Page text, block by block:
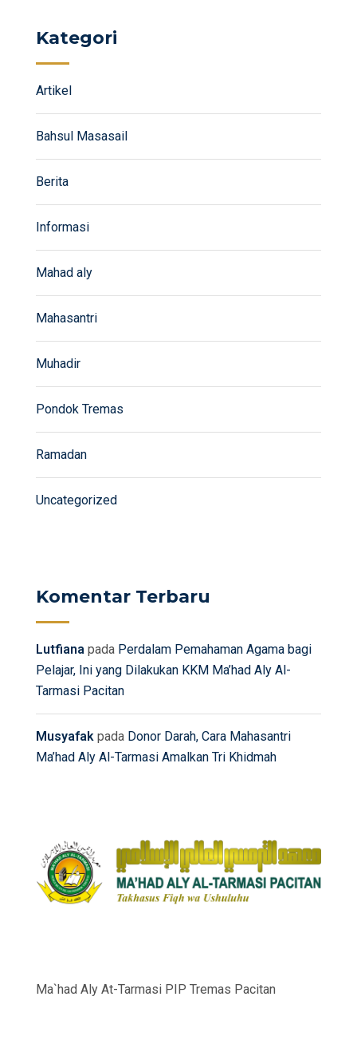
Kategori
Artikel
Bahsul Masasail
Berita
Informasi
Mahad aly
Mahasantri
Muhadir
Pondok Tremas
Ramadan
Uncategorized
Komentar Terbaru
Lutfiana pada Perdalam Pemahaman Agama bagi
Pelajar, Ini yang Dilakukan KKM Ma’had Aly Al-
Tarmasi Pacitan
Musyafak pada Donor Darah, Cara Mahasantri
Ma’had Aly Al-Tarmasi Amalkan Tri Khidmah
Ma`had Aly At-Tarmasi PIP Tremas Pacitan